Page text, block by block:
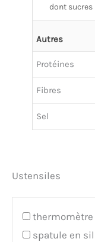
dont sucres
Autres
Protéines
Fibres
Sel
Ustensiles
spatule en